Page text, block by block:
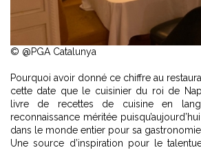
© @PGA Catalunya
Pourquoi avoir donné ce chiffre au
cette date que le cuisinier du roi de
livre de recettes de cuisine en
reconnaissance méritée
dans le monde entier pour sa
Une source d’inspiration pour le